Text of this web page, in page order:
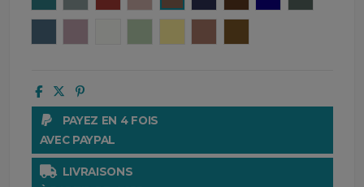
PAYEZ EN 4 FOIS
AVEC PAYPAL
LIVRAISONS